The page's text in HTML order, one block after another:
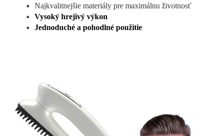
Najkvalitnejšie materiály pre maximálnu životnosť
Vysoký hrejivý výkon
Jednoduché a pohodlné použitie